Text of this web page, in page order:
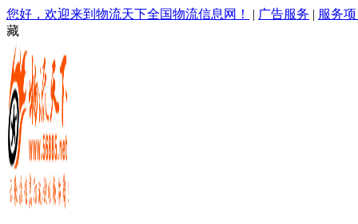
您好，欢迎来到物流天下全国物流信息网！ | 广告服务 | 服务
藏